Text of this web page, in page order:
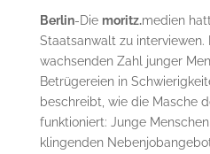
Berlin-Die moritz.medien
Staatsanwalt zu
wachsenden Zahl junger
Betrügereien in
beschreibt, wie die Masche
funktioniert: Junge
klingenden